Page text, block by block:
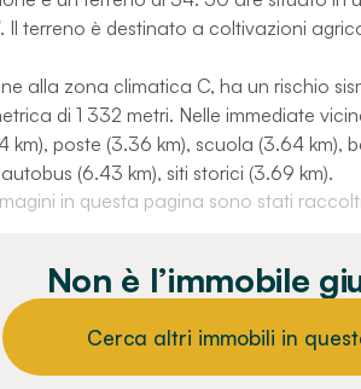
Il terreno è destinato a coltivazioni
alla zona climatica C, ha un rischio
di 1 332 metri. Nelle immediate
km), poste (3.36 km), scuola (3.64 km),
(6.43 km), siti storici (3.69 km).
in questa pagina sono stati
Non è l’immobile
Cerca altri immobili in